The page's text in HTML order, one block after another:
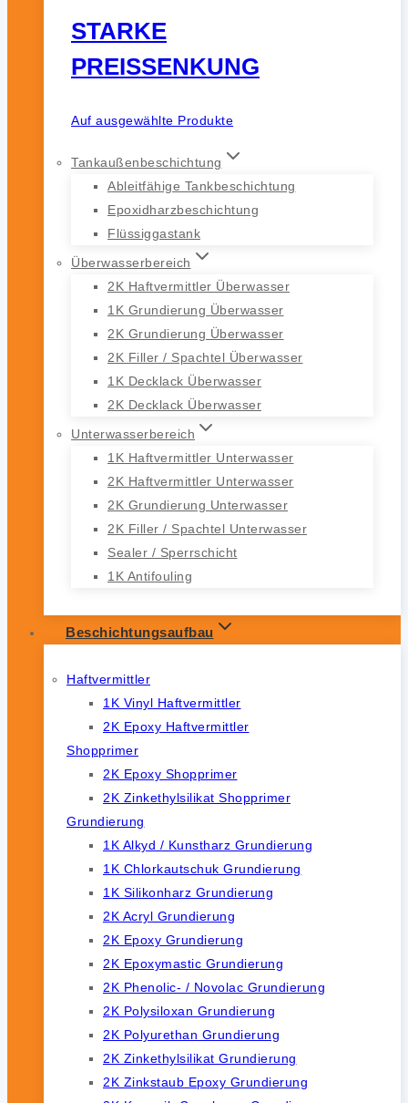
STARKE
PREISSENKUNG
Auf ausgewählte Produkte
Tankaußenbeschichtung
Ableitfähige Tankbeschichtung
Epoxidharzbeschichtung
Flüssiggastank
Überwasserbereich
2K Haftvermittler Überwasser
1K Grundierung Überwasser
2K Grundierung Überwasser
2K Filler / Spachtel Überwasser
1K Decklack Überwasser
2K Decklack Überwasser
Unterwasserbereich
1K Haftvermittler Unterwasser
2K Haftvermittler Unterwasser
2K Grundierung Unterwasser
2K Filler / Spachtel Unterwasser
Sealer / Sperrschicht
1K Antifouling
Beschichtungsaufbau
Haftvermittler
1K Vinyl Haftvermittler
2K Epoxy Haftvermittler
Shopprimer
2K Epoxy Shopprimer
2K Zinkethylsilikat Shopprimer
Grundierung
1K Alkyd / Kunstharz Grundierung
1K Chlorkautschuk Grundierung
1K Silikonharz Grundierung
2K Acryl Grundierung
2K Epoxy Grundierung
2K Epoxymastic Grundierung
2K Phenolic- / Novolac Grundierung
2K Polysiloxan Grundierung
2K Polyurethan Grundierung
2K Zinkethylsilikat Grundierung
2K Zinkstaub Epoxy Grundierung